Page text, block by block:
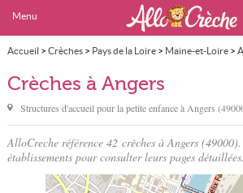
Menu
Accueil > Crèches> Pays de la Loire> Maine-et-Loire>
Crèches à Angers
Structures d'accueil pour la petite enfance à Angers
AlloCreche référence 42 crèches à Angers
établissements pour consulter leurs pages détaillées.